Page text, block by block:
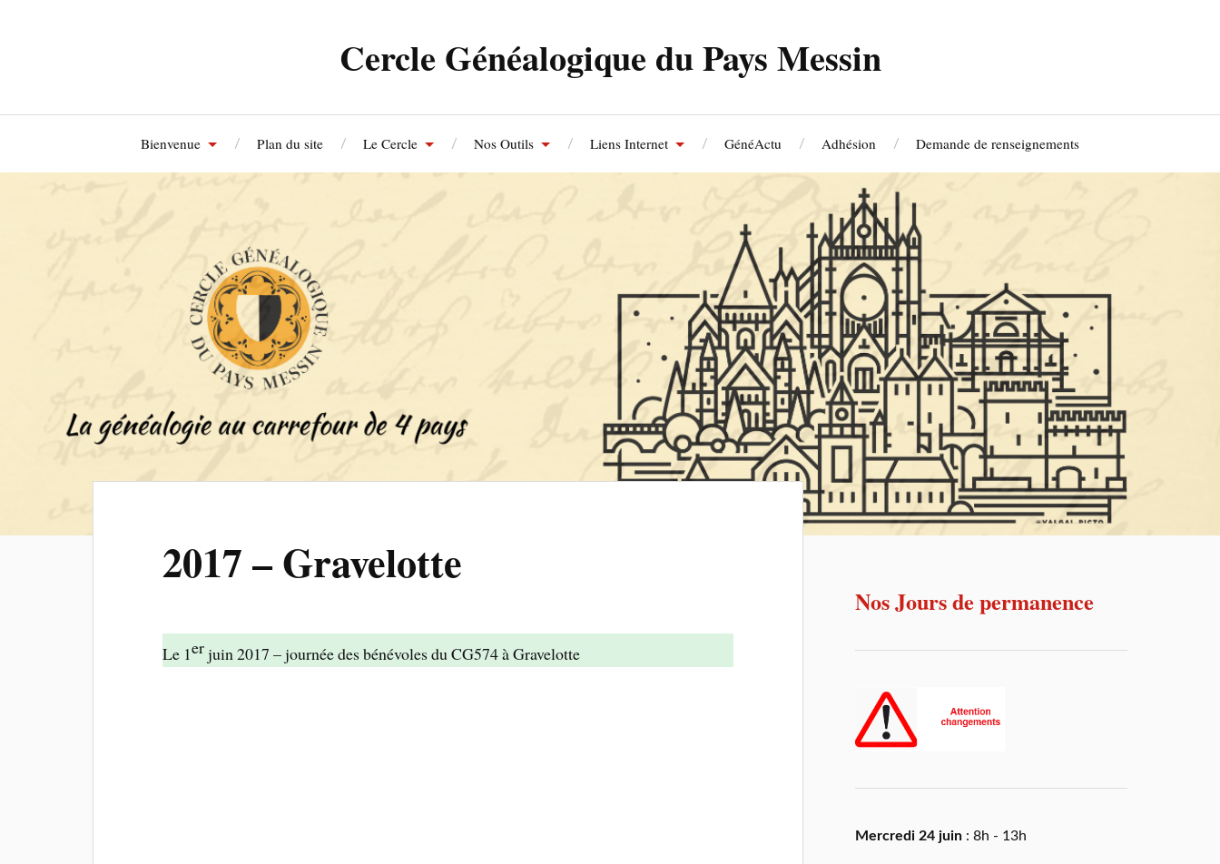
Cercle Généalogique du Pays Messin
Bienvenue Plan du site Le Cercle Nos Outils Liens Internet GénéActu Adhésion Demande de renseignements
2017 – Gravelotte
Le 1erjuin 2017 – journée des bénévoles du CG574 à Gravelotte
Nos Jours de permanence
Mercredi 24 juin : 8h - 13h